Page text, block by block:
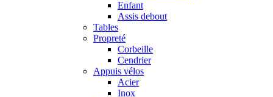
Enfant
Assis debout
Tables
Propreté
Corbeille
Cendrier
Appuis vélos
Acier
Inox